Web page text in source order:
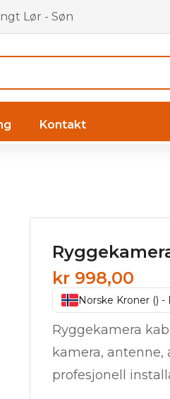
Lør - Søn
Kontakt
kr 998,00
Norske Kroner () -
Ryggekamera
kamera,
profesjonell